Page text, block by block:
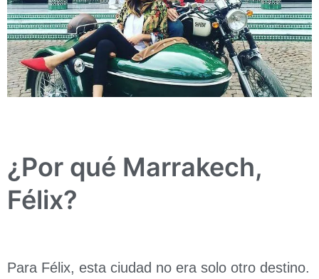
¿Por qué Marrakech,
Félix?
Para Félix, esta ciudad no era solo otro destino.